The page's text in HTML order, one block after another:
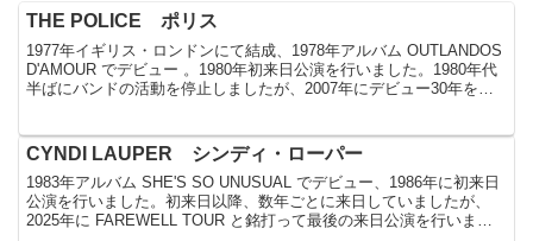
THE POLICE ポリス
1977年イギリス・ロンドンにて結成、1978年アルバム OUTLANDOS
D'AMOUR でデビュー 。1980年初来日公演を行いました。1980年代
半ばにバンドの活動を停止しましたが、2007年にデビュー30年を記
CYNDI LAUPER シンディ・ローパー
1983年アルバム SHE'S SO UNUSUAL でデビュー、1986年に初来日
公演を行いました。初来日以降、数年ごとに来日していましたが、
2025年に FAREWELL TOUR と銘打って最後の来日公演を行いまし